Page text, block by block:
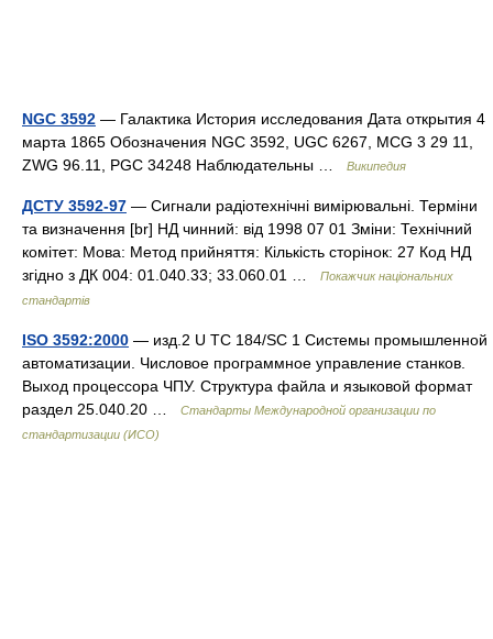
NGC 3592 — Галактика История исследования Дата открытия 4
марта 1865 Обозначения NGC 3592, UGC 6267, MCG 3 29 11,
ZWG 96.11, PGC 34248 Наблюдательны …
Википедия
ДСТУ 3592-97 — Сигнали радіотехнічні вимірювальні. Терміни
та визначення [br] НД чинний: від 1998 07 01 Зміни: Технічний
комітет: Мова: Метод прийняття: Кількість сторінок: 27 Код НД
згідно з ДК 004: 01.040.33; 33.060.01 …
Покажчик національних
стандартів
ISO 3592:2000 — изд.2 U TC 184/SC 1 Системы промышленной
автоматизации. Числовое программное управление станков.
Выход процессора ЧПУ. Структура файла и языковой формат
раздел 25.040.20 …
Стандарты Международной организации по
стандартизации (ИСО)